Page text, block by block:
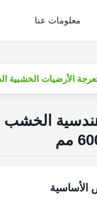
معلومات عنا
الخشبية الصلبة
الخشب
الأساسية